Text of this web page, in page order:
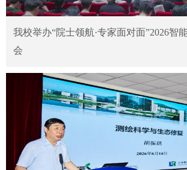
我校举办“院士领航·专家面对面”2026智
会